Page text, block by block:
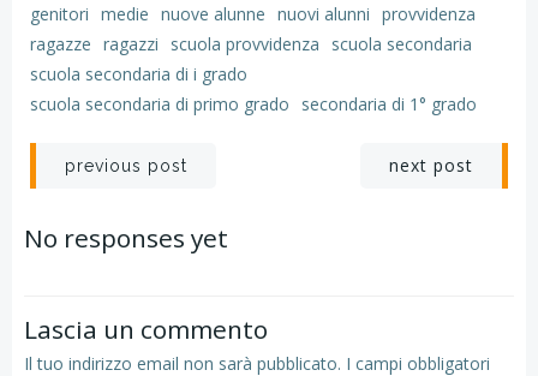
genitori medie nuove alunne nuovi alunni provvidenza
ragazze ragazzi scuola provvidenza
scuola secondaria
scuola secondaria di i grado
scuola secondaria di primo grado
secondaria di 1° grado
Navigazione
articoli
previous post
Navigazione
next post
No responses yet
Lascia un commento
Il tuo indirizzo email non sarà pubblicato. I campi obbligatori